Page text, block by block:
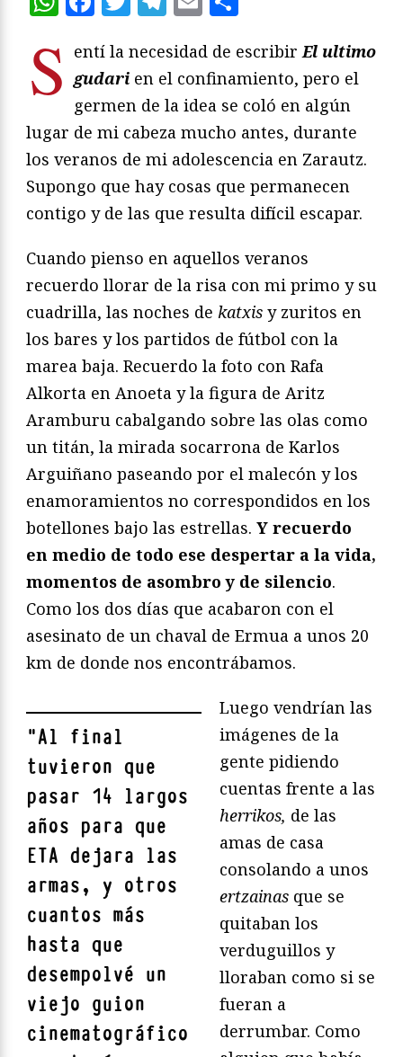
S entí la necesidad de escribirEl ultimo
gudari en el confinamiento, pero el
germen de la idea se coló en algún
lugar de mi cabeza mucho antes, durante
los veranos de mi adolescencia en Zarautz.
Supongo que hay cosas que permanecen
contigo y de las que resulta difícil escapar.
Cuando pienso en aquellos veranos
recuerdo llorar de la risa con mi primo y su
cuadrilla, las noches de katxis y zuritos en
los bares y los partidos de fútbol con la
marea baja. Recuerdo la foto con Rafa
Alkorta en Anoeta y la figura de Aritz
Aramburu cabalgando sobre las olas como
un titán, la mirada socarrona de Karlos
Arguiñano paseando por el malecón y los
enamoramientos no correspondidos en los
botellones bajo las estrellas. Y recuerdo
en medio de todo ese despertar a la vida,
momentos de asombro y de silencio.
Como los dos días que acabaron con el
asesinato de un chaval de Ermua a unos 20
km de donde nos encontrábamos.
"Al final
tuvieron que
pasar 14 largos
años para que
ETA dejara las
armas, y otros
cuantos más
hasta que
desempolvé un
viejo guion
cinematográfico
Luego vendrían las
imágenes de la
gente pidiendo
cuentas frente a las
herrikos, de las
amas de casa
consolando a unos
ertzainas que se
quitaban los
verduguillos y
lloraban como si se
fueran a
derrumbar. Como